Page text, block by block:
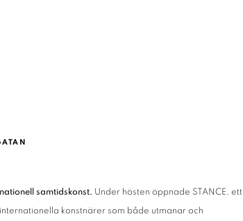
samtidskonst. Under hösten öppnade STANCE, ett
konstnärer som både utmanar och